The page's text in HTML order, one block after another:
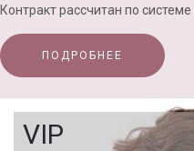
Контракт рассчитан по
ПОДРОБНЕЕ
VIP